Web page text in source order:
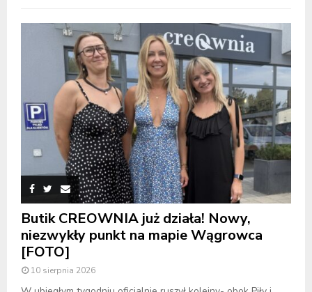
Butik CREOWNIA już działa! Nowy,
niezwykły punkt na mapie Wągrowca
[FOTO]
10 sierpnia 2026